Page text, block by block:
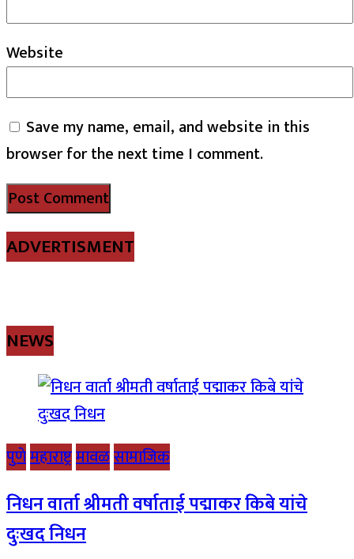
Website
Save my name, email, and website in this
browser for the next time I comment.
ADVERTISMENT
NEWS
पुणेमहाराष्ट्रमावळसामाजिक
निधन वार्ता श्रीमती वर्षाताई पद्माकर किबे यांचे
दुःखद निधन